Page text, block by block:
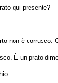
qui presente?
non è corrusco.
È un prato